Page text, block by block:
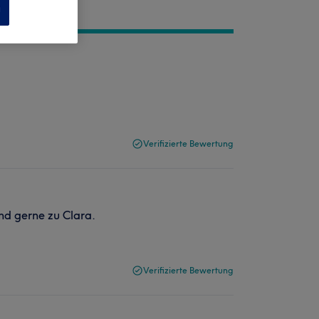
Verifizierte Bewertung
gerne zu Clara.
Verifizierte Bewertung